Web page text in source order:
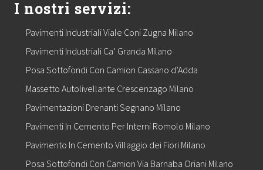
I nostri servizi:
Pavimenti Industriali Viale Coni Zugna Milano
Pavimenti Industriali Ca’ Granda Milano
Posa Sottofondi Con Camion Cassano d’Adda
Massetto Autolivellante Crescenzago Milano
Pavimentazioni Drenanti Segnano Milano
Pavimenti In Cemento Per Interni Romolo Milano
Pavimento In Cemento Villaggio dei Fiori Milano
Posa Sottofondi Con Camion Via Barnaba Oriani Milano